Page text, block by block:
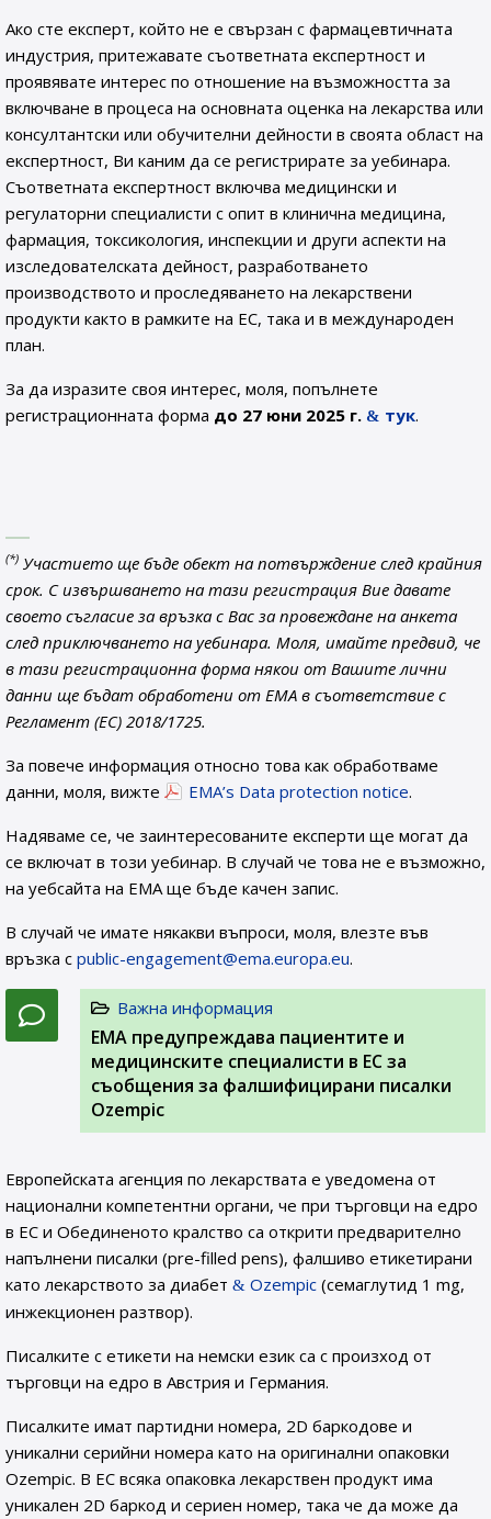
Ако сте експерт, който не е свързан с фармацевтичната
индустрия, притежавате съответната експертност и
проявявате интерес по отношение на възможността за
включване в процеса на основната оценка на лекарства или
консултантски или обучителни дейности в своята област на
експертност, Ви каним да се регистрирате за уебинара.
Съответната експертност включва медицински и
регулаторни специалисти с опит в клинична медицина,
фармация, токсикология, инспекции и други аспекти на
изследователската дейност, разработването
производството и проследяването на лекарствени
продукти както в рамките на ЕС, така и в международен
план.
За да изразите своя интерес, моля, попълнете
регистрационната форма до 27 юни 2025 г. тук.
(*) Участието ще бъде обект на потвърждение след крайния
срок. С извършването на тази регистрация Вие давате
своето съгласие за връзка с Вас за провеждане на анкета
след приключването на уебинара. Моля, имайте предвид, че
в тази регистрационна форма някои от Вашите лични
данни ще бъдат обработени от EMA в съответствие с
Регламент (ЕС) 2018/1725.
За повече информация относно това как обработваме
данни, моля, вижте
EMA’s Data protection notice.
Надяваме се, че заинтересованите експерти ще могат да
се включат в този уебинар. В случай че това не е възможно,
на уебсайта на ЕМА ще бъде качен запис.
В случай че имате някакви въпроси, моля, влезте във
връзка с public-engagement@ema.europa.eu.
Важна информация
EMA предупреждава пациентите и
медицинските специалисти в ЕС за
съобщения за фалшифицирани писалки
Ozempic
Европейската агенция по лекарствата е уведомена от
национални компетентни органи, че при търговци на едро
в ЕС и Обединеното кралство са открити предварително
напълнени писалки (pre-filled pens), фалшиво етикетирани
като лекарството за диабет
Ozempic (семаглутид 1 mg,
инжекционен разтвор).
Писалките с етикети на немски език са с произход от
търговци на едро в Австрия и Германия.
Писалките имат партидни номера, 2D баркодове и
уникални серийни номера като на оригинални опаковки
Ozempic. В ЕС всяка опаковка лекарствен продукт има
уникален 2D баркод и сериен номер, така че да може да